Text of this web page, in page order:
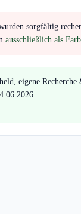
sorgfältig
ausschließlich als
eigene